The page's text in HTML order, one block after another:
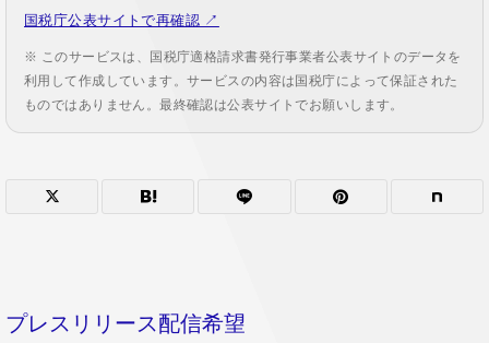
国税庁公表サイトで再確認 ↗
※ このサービスは、国税庁適格請求書発行事業者公表サイトのデータを
利用して作成しています。サービスの内容は国税庁によって保証された
ものではありません。最終確認は公表サイトでお願いします。
プレスリリース配信希望